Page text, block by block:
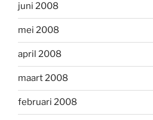
juni 2008
mei 2008
april 2008
maart 2008
februari 2008